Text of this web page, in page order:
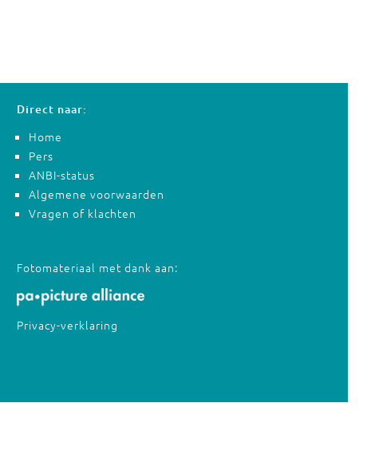
Direct naar:
Home
Pers
ANBI-status
Algemene voorwaarden
Vragen of klachten
Fotomateriaal met dank aan:
Privacy-verklaring